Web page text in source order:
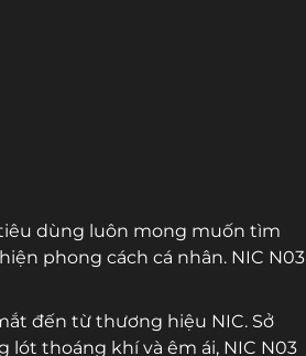
dùng luôn mong muốn tìm
phong cách cá nhân. NIC N03
đến từ thương hiệu NIC. Sở
lót thoáng khí và êm ái, NIC N03